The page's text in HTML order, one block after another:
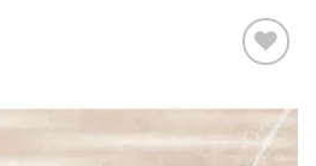
na
listu
želja